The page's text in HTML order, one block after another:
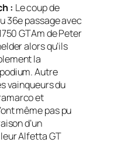
: Le coup de
36e passage avec
GTAm de Peter
alors qu’ils
la
Autre
vainqueurs du
et
même pas pu
d’un
Alfetta GT